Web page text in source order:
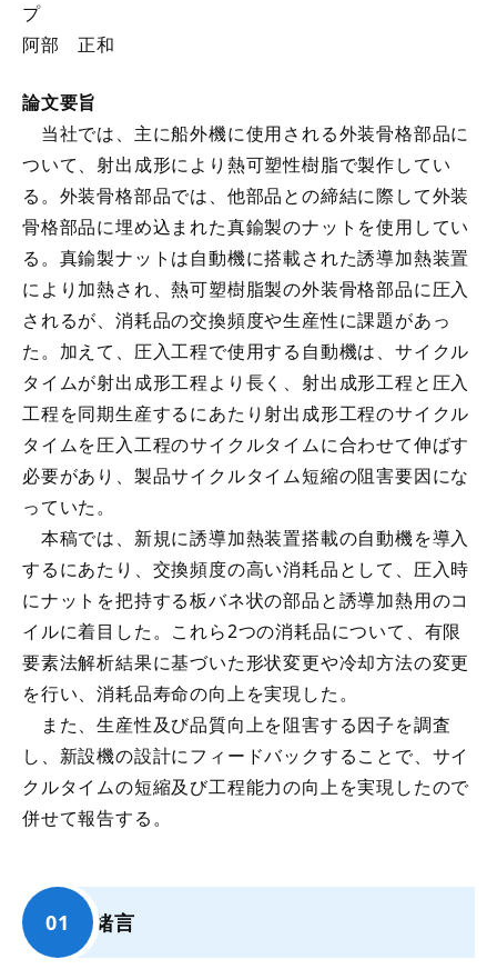
プ
阿部 正和
論文要旨
当社では、主に船外機に使用される外装骨格部品に
ついて、射出成形により熱可塑性樹脂で製作してい
る。外装骨格部品では、他部品との締結に際して外装
骨格部品に埋め込まれた真鍮製のナットを使用してい
る。真鍮製ナットは自動機に搭載された誘導加熱装置
により加熱され、熱可塑樹脂製の外装骨格部品に圧入
されるが、消耗品の交換頻度や生産性に課題があっ
た。加えて、圧入工程で使用する自動機は、サイクル
タイムが射出成形工程より長く、射出成形工程と圧入
工程を同期生産するにあたり射出成形工程のサイクル
タイムを圧入工程のサイクルタイムに合わせて伸ばす
必要があり、製品サイクルタイム短縮の阻害要因にな
っていた。
本稿では、新規に誘導加熱装置搭載の自動機を導入
するにあたり、交換頻度の高い消耗品として、圧入時
にナットを把持する板バネ状の部品と誘導加熱用のコ
イルに着目した。これら2つの消耗品について、有限
要素法解析結果に基づいた形状変更や冷却方法の変更
を行い、消耗品寿命の向上を実現した。
また、生産性及び品質向上を阻害する因子を調査
し、新設機の設計にフィードバックすることで、サイ
クルタイムの短縮及び工程能力の向上を実現したので
併せて報告する。
緒言